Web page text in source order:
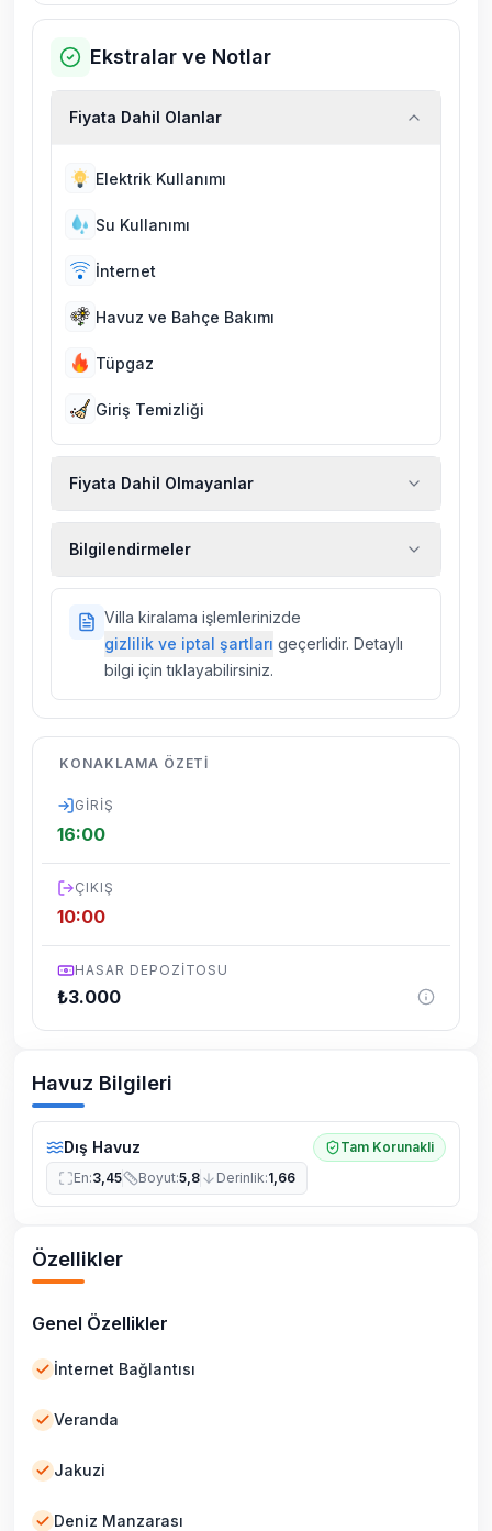
Ekstralar ve Notlar
Fiyata Dahil Olanlar
Elektrik Kullanımı
Su Kullanımı
İnternet
Havuz ve Bahçe Bakımı
Tüpgaz
Giriş Temizliği
Fiyata Dahil Olmayanlar
sigortaları fiyatlara dahil değildir.
Bilgilendirmeler
villalarımızda düzenli olarak ilaçlama
yapılmaktadır. Buna rağmen çevrede
kelebek, böcek, sinek vs. bulunma ihtimali
dönemsel olarak altyapı çalışmaları
yapılabilmektedir. Bu çalışma nedeniyle yol
Villa kiralama işlemlerinizde
gizlilik ve iptal şartları geçerlidir. Detaylı
bilgi için tıklayabilirsiniz.
KONAKLAMA ÖZETI
GIRIŞ
16:00
ÇIKIŞ
10:00
HASAR DEPOZITOSU
₺3.000
Havuz Bilgileri
Dış Havuz
Tam Korunakli
En:3,45 Boyut:5,8 Derinlik:1,66
Özellikler
Genel Özellikler
İnternet Bağlantısı
Veranda
Jakuzi
Deniz Manzarası